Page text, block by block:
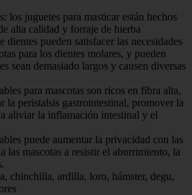
los juguetes para masticar están hechos
alta calidad y forraje de hierba
dientes pueden satisfacer las necesidades
para los dientes molares, y pueden
sean demasiado largos y causen diversas
para mascotas son ricos en fibra alta,
la peristalsis gastrointestinal, promover la
aliviar la inflamación intestinal y el
puede aumentar la privacidad con las
las mascotas a resistir el aburrimiento, la
chinchilla, ardilla, loro, hámster, degu,